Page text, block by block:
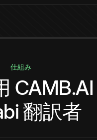
仕組み
CAMB.AI
翻訳者